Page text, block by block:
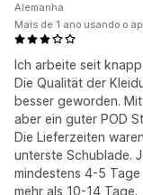
Ich arbeite seit
Die Qualität der
besser geworden.
aber ein guter POD
Die Lieferzeiten
unterste Schublade.
mindestens 4-5
mehr als 10-14 Tage.
Alemanha
Mais de 1 ano usando o